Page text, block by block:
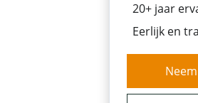
20+ jaar
Eerlijk en